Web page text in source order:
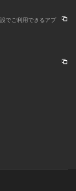
でご利用できるアプ